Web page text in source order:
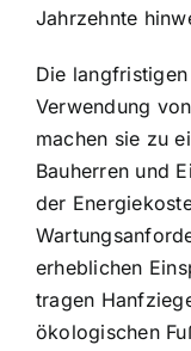
Jahrzehnte
Die
Verwendung
machen sie zu
Bauherren und
der
erheblichen
tragen
ökologischen